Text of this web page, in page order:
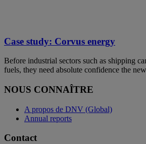
Case study: Corvus energy
Before industrial sectors such as shipping
fuels, they need absolute confidence the
NOUS CONNAÎTRE
A propos de DNV (Global)
Annual reports
Contact